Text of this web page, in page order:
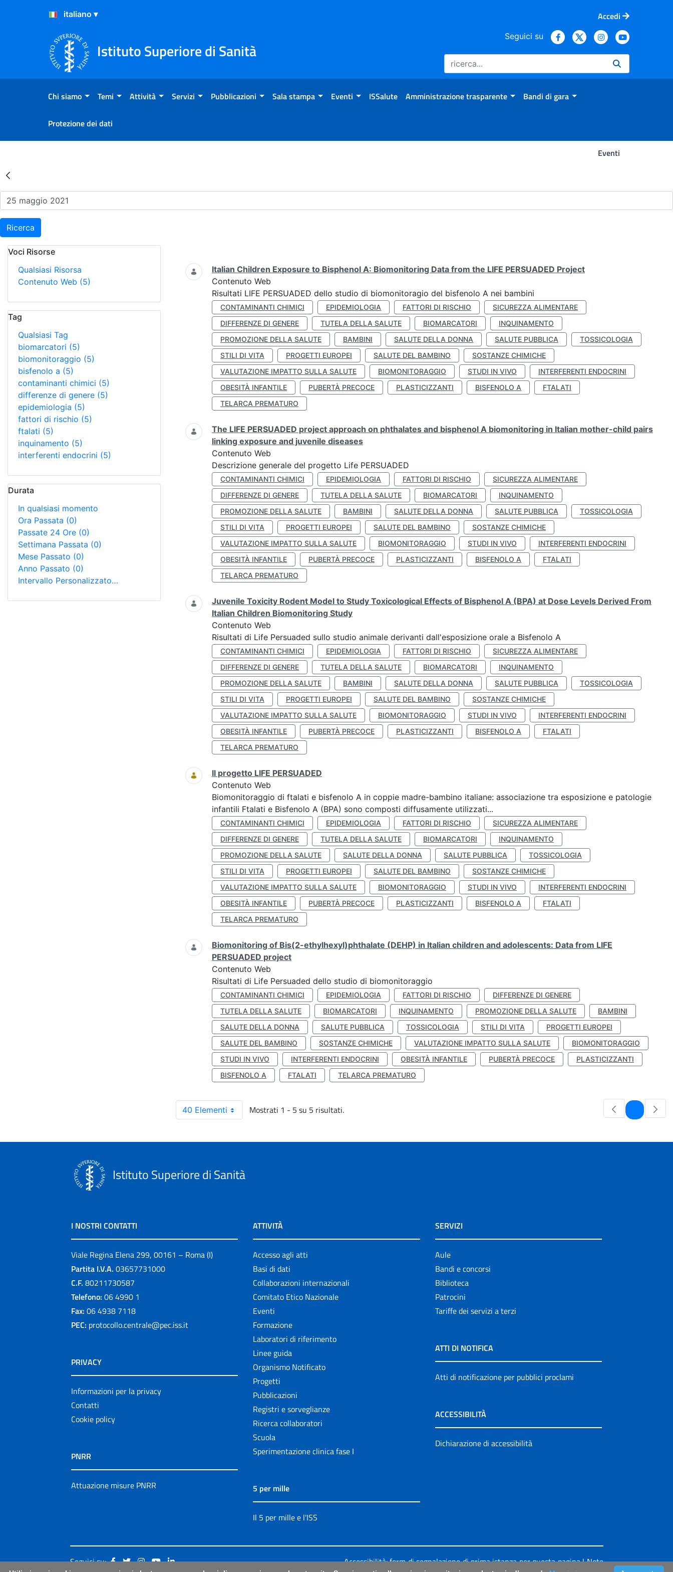
Salta al Contenuto
Salta al Footer
Accedi
Istituto Superiore di Sanità
Seguici su
Chi siamo Temi Attività Servizi Pubblicazioni Sala stampa Eventi ISSalute Amministrazione trasparente Bandi di gara
Protezione dei dati
Eventi
Risultati della Ricerca - Eventi
Ricerca
Voci Risorse
Qualsiasi Risorsa
Contenuto Web (5)
Tag
Qualsiasi Tag
biomarcatori (5)
biomonitoraggio (5)
bisfenolo a (5)
contaminanti chimici (5)
differenze di genere (5)
epidemiologia (5)
fattori di rischio (5)
ftalati (5)
inquinamento (5)
interferenti endocrini (5)
Durata
In qualsiasi momento
Ora Passata (0)
Passate 24 Ore (0)
Settimana Passata (0)
Mese Passato (0)
Anno Passato (0)
Intervallo Personalizzato…
Ricerca
Italian Children Exposure to Bisphenol A: Biomonitoring Data from the LIFE PERSUADED Project
Contenuto Web
Risultati LIFE PERSUADED dello studio di biomonitoragio del bisfenolo A nei bambini
CONTAMINANTI CHIMICI EPIDEMIOLOGIA FATTORI DI RISCHIO
SICUREZZA ALIMENTARE
DIFFERENZE DI GENERE
TUTELA DELLA SALUTE BIOMARCATORI
INQUINAMENTO
PROMOZIONE DELLA SALUTE
BAMBINI SALUTE DELLA DONNA SALUTE PUBBLICA
TOSSICOLOGIA
STILI DI VITA
PROGETTI EUROPEI SALUTE DEL BAMBINO
SOSTANZE CHIMICHE
VALUTAZIONE IMPATTO SULLA SALUTE
BIOMONITORAGGIO STUDI IN VIVO
INTERFERENTI ENDOCRINI
OBESITÀ INFANTILE
PUBERTÀ PRECOCE PLASTICIZZANTI BISFENOLO A
FTALATI
TELARCA PREMATURO
The LIFE PERSUADED project approach on phthalates and bisphenol A biomonitoring in Italian mother-child pairs
linking exposure and juvenile diseases
Contenuto Web
Descrizione generale del progetto Life PERSUADED
CONTAMINANTI CHIMICI EPIDEMIOLOGIA FATTORI DI RISCHIO
SICUREZZA ALIMENTARE
DIFFERENZE DI GENERE
TUTELA DELLA SALUTE BIOMARCATORI
INQUINAMENTO
PROMOZIONE DELLA SALUTE
BAMBINI SALUTE DELLA DONNA SALUTE PUBBLICA
TOSSICOLOGIA
STILI DI VITA
PROGETTI EUROPEI SALUTE DEL BAMBINO
SOSTANZE CHIMICHE
VALUTAZIONE IMPATTO SULLA SALUTE
BIOMONITORAGGIO STUDI IN VIVO
INTERFERENTI ENDOCRINI
OBESITÀ INFANTILE
PUBERTÀ PRECOCE PLASTICIZZANTI BISFENOLO A
FTALATI
TELARCA PREMATURO
Juvenile Toxicity Rodent Model to Study Toxicological Effects of Bisphenol A (BPA) at Dose Levels Derived From
Italian Children Biomonitoring Study
Contenuto Web
Risultati di Life Persuaded sullo studio animale derivanti dall'esposizione orale a Bisfenolo A
CONTAMINANTI CHIMICI EPIDEMIOLOGIA FATTORI DI RISCHIO
SICUREZZA ALIMENTARE
DIFFERENZE DI GENERE
TUTELA DELLA SALUTE BIOMARCATORI
INQUINAMENTO
PROMOZIONE DELLA SALUTE
BAMBINI SALUTE DELLA DONNA SALUTE PUBBLICA
TOSSICOLOGIA
STILI DI VITA
PROGETTI EUROPEI SALUTE DEL BAMBINO
SOSTANZE CHIMICHE
VALUTAZIONE IMPATTO SULLA SALUTE
BIOMONITORAGGIO STUDI IN VIVO
INTERFERENTI ENDOCRINI
OBESITÀ INFANTILE
PUBERTÀ PRECOCE PLASTICIZZANTI BISFENOLO A
FTALATI
TELARCA PREMATURO
Il progetto LIFE PERSUADED
Contenuto Web
Biomonitoraggio di ftalati e bisfenolo A in coppie madre-bambino italiane: associazione tra esposizione e patologie
infantili Ftalati e Bisfenolo A (BPA) sono composti diffusamente utilizzati...
CONTAMINANTI CHIMICI EPIDEMIOLOGIA FATTORI DI RISCHIO
SICUREZZA ALIMENTARE
DIFFERENZE DI GENERE
TUTELA DELLA SALUTE BIOMARCATORI
INQUINAMENTO
PROMOZIONE DELLA SALUTE
SALUTE DELLA DONNA SALUTE PUBBLICA
TOSSICOLOGIA
STILI DI VITA
PROGETTI EUROPEI SALUTE DEL BAMBINO
SOSTANZE CHIMICHE
VALUTAZIONE IMPATTO SULLA SALUTE
BIOMONITORAGGIO STUDI IN VIVO
INTERFERENTI ENDOCRINI
OBESITÀ INFANTILE
PUBERTÀ PRECOCE PLASTICIZZANTI BISFENOLO A
FTALATI
TELARCA PREMATURO
Biomonitoring of Bis(2-ethylhexyl)phthalate (DEHP) in Italian children and adolescents: Data from LIFE
PERSUADED project
Contenuto Web
Risultati di Life Persuaded dello studio di biomonitoraggio
CONTAMINANTI CHIMICI EPIDEMIOLOGIA FATTORI DI RISCHIO
DIFFERENZE DI GENERE
TUTELA DELLA SALUTE
BIOMARCATORI INQUINAMENTO PROMOZIONE DELLA SALUTE
BAMBINI
SALUTE DELLA DONNA
SALUTE PUBBLICA TOSSICOLOGIA STILI DI VITA
PROGETTI EUROPEI
SALUTE DEL BAMBINO
SOSTANZE CHIMICHE VALUTAZIONE IMPATTO SULLA SALUTE
BIOMONITORAGGIO
STUDI IN VIVO
INTERFERENTI ENDOCRINI OBESITÀ INFANTILE PUBERTÀ PRECOCE
PLASTICIZZANTI
BISFENOLO A
FTALATI TELARCA PREMATURO
40 Elementi Mostrati 1 - 5 su 5 risultati. Pagina
Istituto Superiore di Sanità
I NOSTRI CONTATTI
Viale Regina Elena 299, 00161 – Roma (I)
Partita I.V.A. 03657731000
C.F. 80211730587
Telefono: 06 4990 1
Fax: 06 4938 7118
PEC: protocollo.centrale@pec.iss.it
PRIVACY
Informazioni per la privacy
Contatti
Cookie policy
PNRR
Attuazione misure PNRR
ATTIVITÀ
Accesso agli atti
Basi di dati
Collaborazioni internazionali
Comitato Etico Nazionale
Eventi
Formazione
Laboratori di riferimento
Linee guida
Organismo Notificato
Progetti
Pubblicazioni
Registri e sorveglianze
Ricerca collaboratori
Scuola
Sperimentazione clinica fase I
5 per mille
Il 5 per mille e l'ISS
SERVIZI
Aule
Bandi e concorsi
Biblioteca
Patrocini
Tariffe dei servizi a terzi
ATTI DI NOTIFICA
Atti di notificazione per pubblici proclami
ACCESSIBILITÀ
Dichiarazione di accessibilità
Seguici su: Accessibilità: form di segnalazione di prima istanza per questa pagina|Note